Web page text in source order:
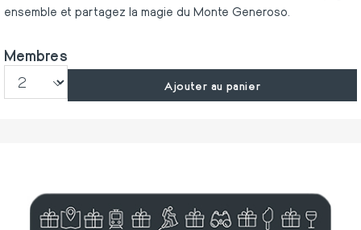
ensemble et partagez la magie du Monte Generoso.
Membres